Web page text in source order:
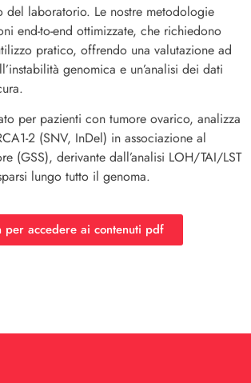
del laboratorio. Le nostre metodologie
end-to-end ottimizzate, che richiedono
pratico, offrendo una valutazione ad
genomica e un’analisi dei dati
per pazienti con tumore ovarico, analizza
2 (SNV, InDel) in associazione al
(GSS), derivante dall’analisi LOH/TAI/LST
lungo tutto il genoma.
per accedere ai contenuti pdf